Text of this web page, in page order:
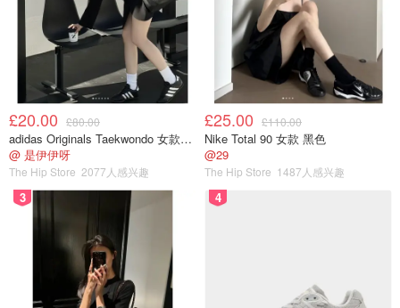
然后可以前往勒伊岛 (Ile de Reuilly)，出桥后在右侧，
沿着一条小路通向浪漫的寺庙和下面的地窖。随后当然
也可以直接在公园溜达溜达
里昂Citywalk路线推荐
探索里昂的街区
?全程距离：4.86km
⏰所需时间
：1小时50分钟
£20.00 £80.00
adidas Originals Taekwondo 女款黑色运动鞋
@ 是伊伊呀
The Hip Store 2077人感兴趣
£25.00 £110.00
Nike Total 90 女款 黑色
@29
The Hip Store 1487人感兴趣
3 4